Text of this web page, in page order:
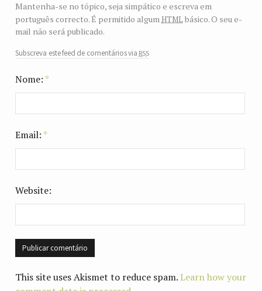
Mantenha-se no tópico, seja simpático e escreva em
português correcto. É permitido algum htmlbásico. O seu e-
mail não será publicado.
Subscreva este feed de comentários viarss
Nome: *
Email: *
Website:
This site uses Akismet to reduce spam. Learn how your